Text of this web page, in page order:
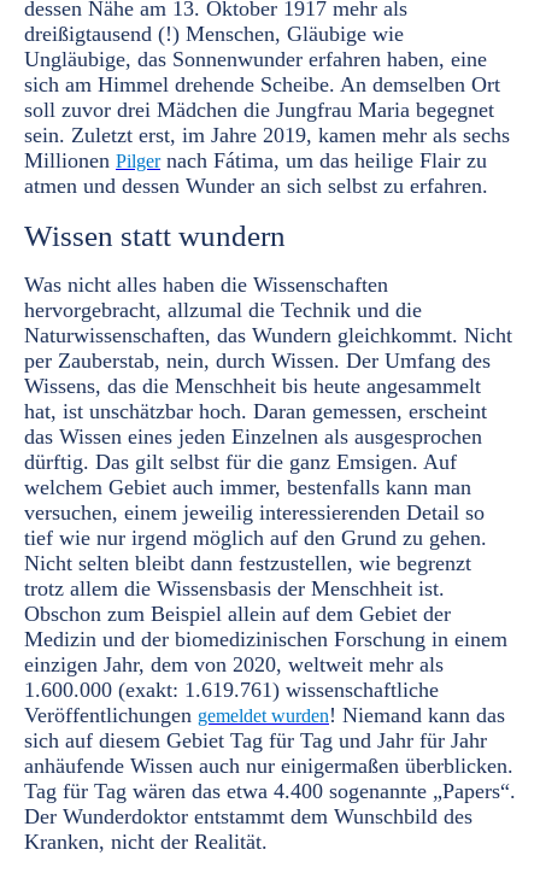
dessen Nähe am 13. Oktober 1917 mehr als
dreißigtausend (!) Menschen, Gläubige wie
Ungläubige, das Sonnenwunder erfahren haben, eine
sich am Himmel drehende Scheibe. An demselben Ort
soll zuvor drei Mädchen die Jungfrau Maria begegnet
sein. Zuletzt erst, im Jahre 2019, kamen mehr als sechs
Millionen Pilgernach Fátima, um das heilige Flair zu
atmen und dessen Wunder an sich selbst zu erfahren.
Wissen statt wundern
Was nicht alles haben die Wissenschaften
hervorgebracht, allzumal die Technik und die
Naturwissenschaften, das Wundern gleichkommt. Nicht
per Zauberstab, nein, durch Wissen. Der Umfang des
Wissens, das die Menschheit bis heute angesammelt
hat, ist unschätzbar hoch. Daran gemessen, erscheint
das Wissen eines jeden Einzelnen als ausgesprochen
dürftig. Das gilt selbst für die ganz Emsigen. Auf
welchem Gebiet auch immer, bestenfalls kann man
versuchen, einem jeweilig interessierenden Detail so
tief wie nur irgend möglich auf den Grund zu gehen.
Nicht selten bleibt dann festzustellen, wie begrenzt
trotz allem die Wissensbasis der Menschheit ist.
Obschon zum Beispiel allein auf dem Gebiet der
Medizin und der biomedizinischen Forschung in einem
einzigen Jahr, dem von 2020, weltweit mehr als
1.600.000 (exakt: 1.619.761) wissenschaftliche
Veröffentlichungen gemeldet wurden! Niemand kann das
sich auf diesem Gebiet Tag für Tag und Jahr für Jahr
anhäufende Wissen auch nur einigermaßen überblicken.
Tag für Tag wären das etwa 4.400 sogenannte „Papers“.
Der Wunderdoktor entstammt dem Wunschbild des
Kranken, nicht der Realität.